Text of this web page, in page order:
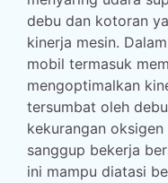
debu dan kotoran
kinerja mesin.
mobil termasuk
mengoptimalkan
tersumbat oleh
kekurangan
sanggup bekerja
ini mampu diatasi